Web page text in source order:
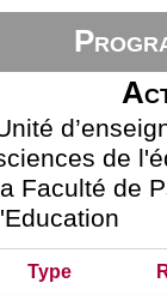
de
Faculté de
Type